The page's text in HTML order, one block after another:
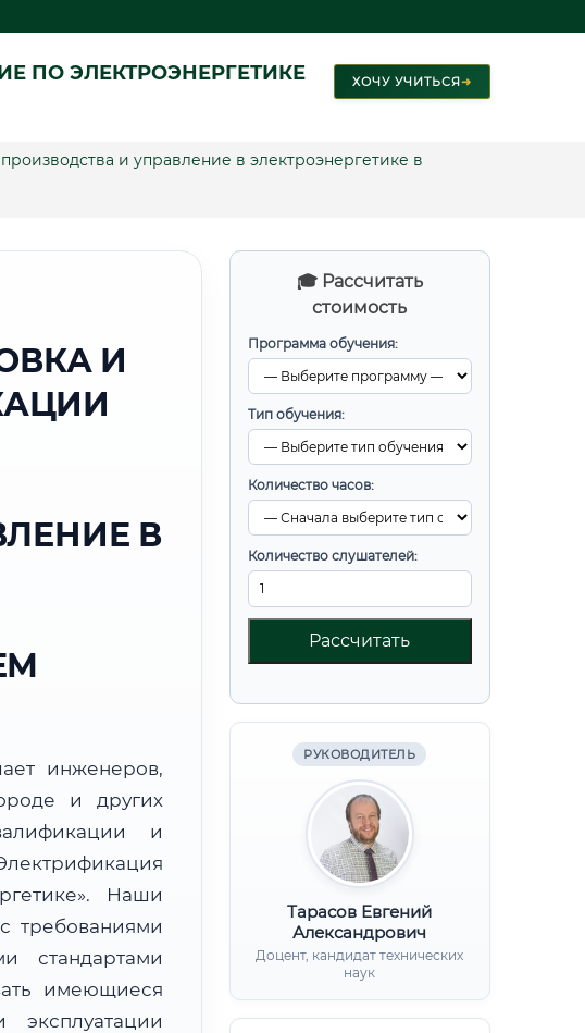
ПО ЭЛЕКТРОЭНЕРГЕТИКЕ ХОЧУ УЧИТЬСЯ➜
и управление в электроэнергетике в
🎓 Рассчитать
стоимость
Программа обучения:
Тип обучения:
Количество часов:
Количество слушателей:
Рассчитать
РУКОВОДИТЕЛЬ
Тарасов Евгений
Александрович
Доцент, кандидат технических
наук
И
В
инженеров,
и других
и
Наши
требованиями
стандартами
имеющиеся
эксплуатации